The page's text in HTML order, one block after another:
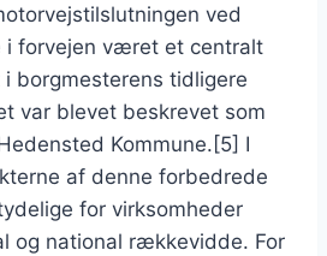
ved
i forvejen været et centralt
borgmesterens tidligere
var blevet beskrevet som
Kommune.[5] I
af denne forbedrede
for virksomheder
og national rækkevidde. For